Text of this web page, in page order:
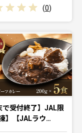
(0)
で受付終了】JAL限
】【JALラウ…